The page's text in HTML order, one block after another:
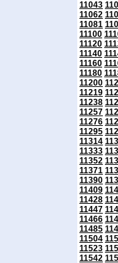
11043
11062
11081
11100
11120
11140
11160
11180
11200
11219
11238
11257
11276
11295
11314
11333
11352
11371
11390
11409
11428
11447
11466
11485
11504
11523
11542